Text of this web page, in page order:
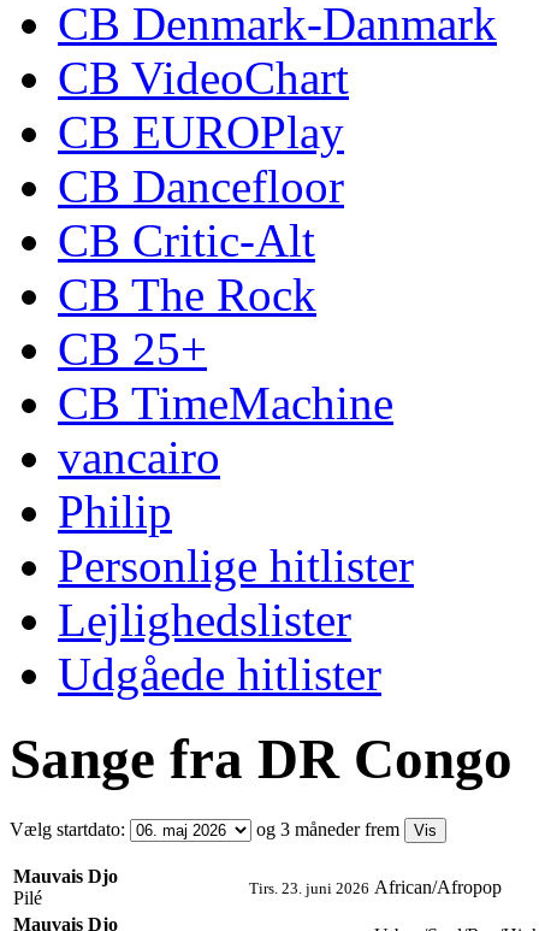
CB Denmark-Danmark
CB VideoChart
CB EUROPlay
CB Dancefloor
CB Critic-Alt
CB The Rock
CB 25+
CB TimeMachine
vancairo
Philip
Personlige hitlister
Lejlighedslister
Udgåede hitlister
Sange fra DR Congo
Vælg startdato: og 3 måneder frem
Mauvais Djo
Pilé
Tirs. 23. juni 2026 African/Afropop
Mauvais Djo